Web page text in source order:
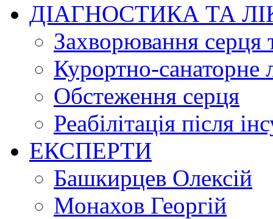
ДІАГНОСТИКА ТА
Захворювання серця
Курортно-cанаторне
Обстеження серця
Реабілітація після
ЕКСПЕРТИ
Башкирцев Олексій
Монахов Георгій